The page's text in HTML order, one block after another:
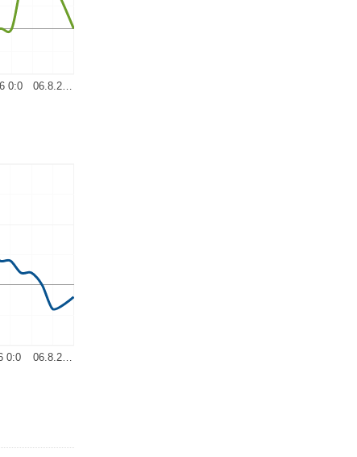
0:0 06.8.2…
0:0 06.8.2…